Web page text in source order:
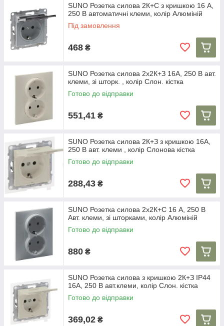
SUNO Розетка силова 2К+С з кришкою 16 А,
250 В автоматичні клеми, колір Алюміній
Під замовлення
468 ₴
SUNO Розетка силова 2х2К+З 16А, 250 В авт.
клеми, зі шторк. , колір Слон. кістка
Готово до відправки
551,41 ₴
SUNO Розетка силова 2К+З з кришкою 16А,
250 В авт. клеми , колір Слонова кістка
Готово до відправки
288,43 ₴
SUNO Розетка силова 2х2К+С 16 А, 250 В
Авт. клеми, зі шторками, колір Алюміній
Готово до відправки
880 ₴
SUNO Розетка силова з кришкою 2К+З IP44
16А, 250 В авт.клеми, колір Слон. кістка
Готово до відправки
369,02 ₴